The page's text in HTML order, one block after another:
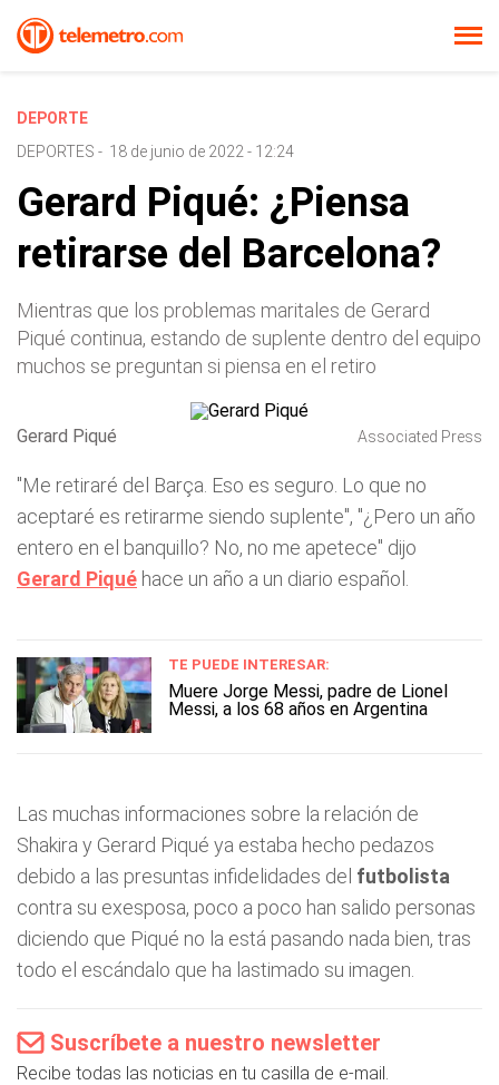
DEPORTE
DEPORTES - 18 de junio de 2022 - 12:24
Gerard Piqué: ¿Piensa
retirarse del Barcelona?
Mientras que los problemas maritales de Gerard
Piqué continua, estando de suplente dentro del equipo
muchos se preguntan si piensa en el retiro
Gerard Piqué Associated Press
"Me retiraré del Barça. Eso es seguro. Lo que no
aceptaré es retirarme siendo suplente", "¿Pero un año
entero en el banquillo? No, no me apetece" dijo
Gerard Piqué hace un año a un diario español.
TE PUEDE INTERESAR:
Muere Jorge Messi, padre de Lionel
Messi, a los 68 años en Argentina
Las muchas informaciones sobre la relación de
Shakira y Gerard Piqué ya estaba hecho pedazos
debido a las presuntas infidelidades del futbolista
contra su exesposa, poco a poco han salido personas
diciendo que Piqué no la está pasando nada bien, tras
todo el escándalo que ha lastimado su imagen.
Suscríbete a nuestro newsletter
Recibe todas las noticias en tu casilla de e-mail.